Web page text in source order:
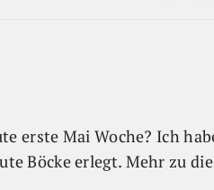
erste Mai Woche? Ich
Böcke erlegt. Mehr zu